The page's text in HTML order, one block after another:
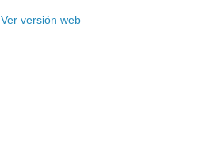
Ver versión web